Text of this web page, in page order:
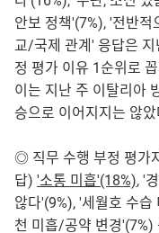
안보 정책'(7%), '전반적
교/국제 관계' 응답은
정 평가 이유 1순위로
이는 지난 주 이탈리아
승으로 이어지지는 않았
◎ 직무 수행 부정 평가
답) '소통 미흡'(18%), '
않다'(9%), '세월호 수습
천 미흡/공약 변경'(7%)